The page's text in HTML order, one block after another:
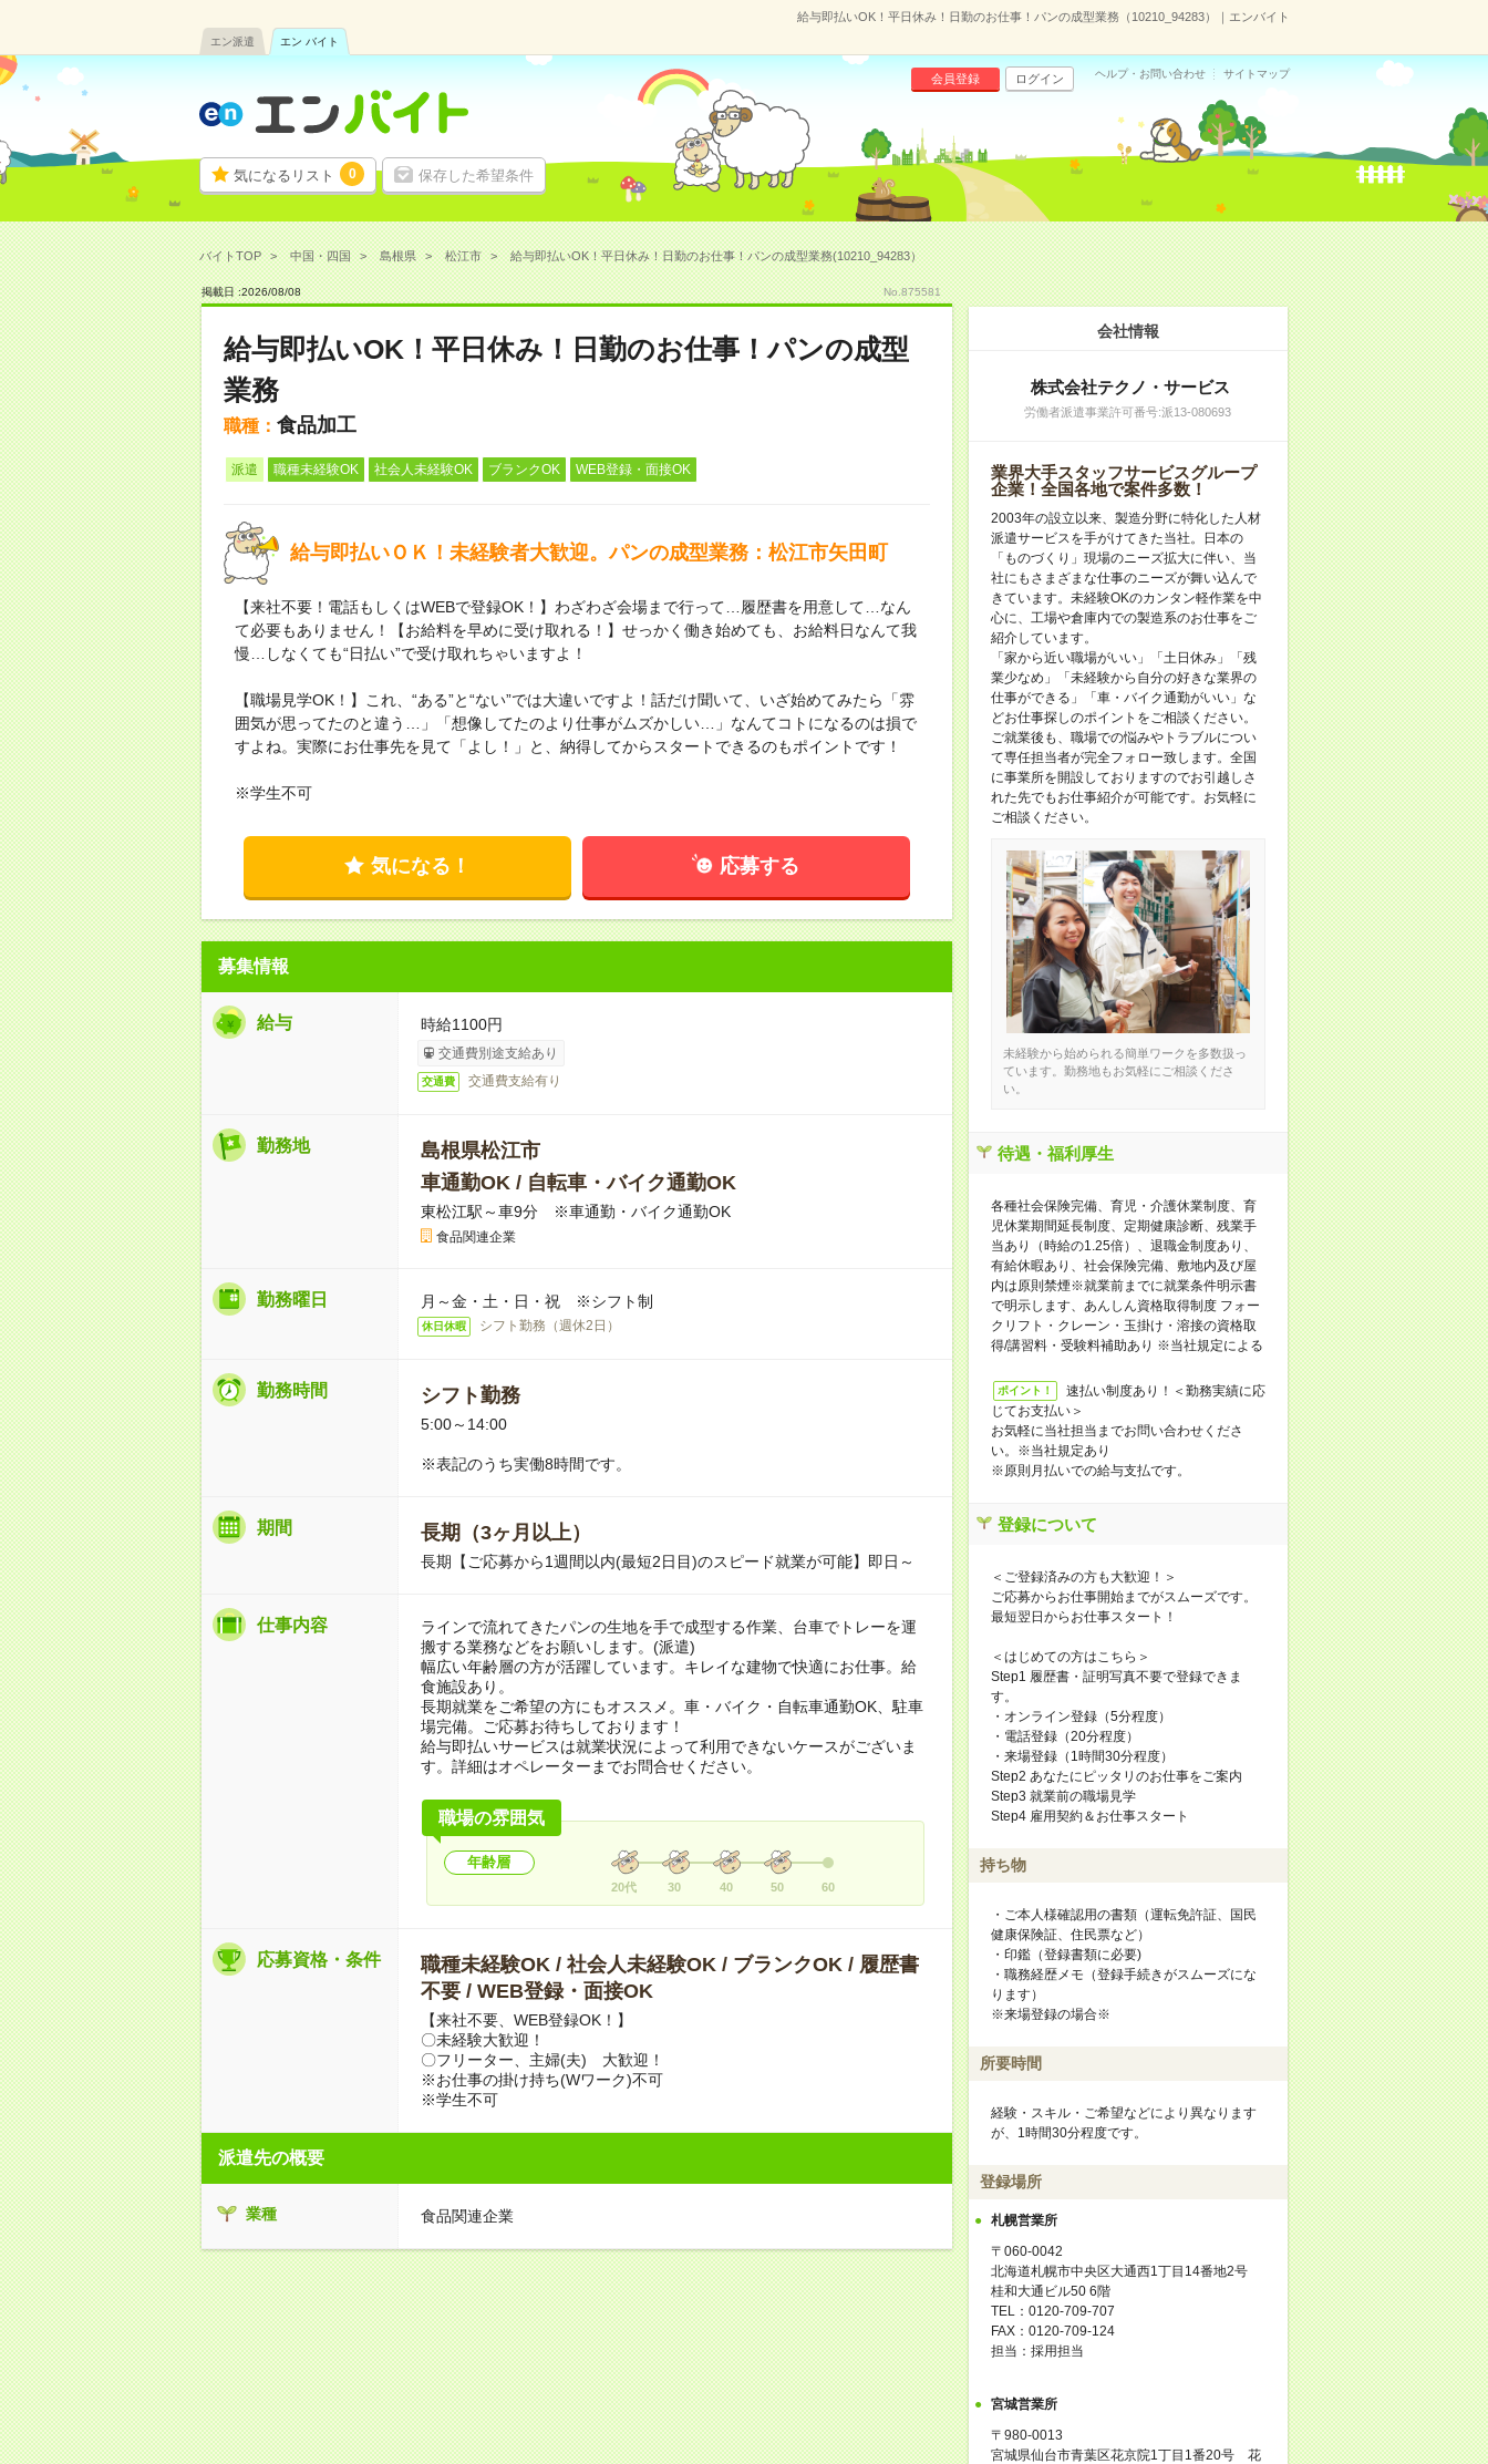
給与即払いOK！平日休み！日勤のお仕事！パンの成型業務（10210_94283）｜エンバイト
エン派遣 エン バイト
気になるリスト 0 保存した希望条件
会員登録 ログイン ヘルプ・お問い合わせ サイトマップ
バイトTOP 中国・四国 島根県 松江市 給与即払いOK！平日休み！日勤のお仕事！パンの成型業務(10210_94283）
掲載日 :2026/08/08 No.875581
給与即払いOK！平日休み！日勤のお仕事！パンの成型
業務
職種： 食品加工
派遣 職種未経験OK 社会人未経験OK ブランクOK WEB登録・面接OK
給与即払いＯＫ！未経験者大歓迎。パンの成型業務：松江市矢田町
【来社不要！電話もしくはWEBで登録OK！】わざわざ会場まで行って…履歴書を用意して…なん
て必要もありません！【お給料を早めに受け取れる！】せっかく働き始めても、お給料日なんて我
慢…しなくても“日払い”で受け取れちゃいますよ！
【職場見学OK！】これ、“ある”と“ない”では大違いですよ！話だけ聞いて、いざ始めてみたら「雰
囲気が思ってたのと違う…」「想像してたのより仕事がムズかしい…」なんてコトになるのは損で
すよね。実際にお仕事先を見て「よし！」と、納得してからスタートできるのもポイントです！
※学生不可
気になる！ 応募する
募集情報
給与 時給1100円
交通費別途支給あり
交通費 交通費支給有り
勤務地
島根県松江市
車通勤OK / 自転車・バイク通勤OK
東松江駅～車9分 ※車通勤・バイク通勤OK
食品関連企業
勤務曜日 月～金・土・日・祝 ※シフト制
休日休暇 シフト勤務（週休2日）
勤務時間 シフト勤務
5:00～14:00
※表記のうち実働8時間です。
期間 長期（3ヶ月以上）
長期【ご応募から1週間以内(最短2日目)のスピード就業が可能】即日～
仕事内容
ラインで流れてきたパンの生地を手で成型する作業、台車でトレーを運
搬する業務などをお願いします。(派遣)
幅広い年齢層の方が活躍しています。キレイな建物で快適にお仕事。給
食施設あり。
長期就業をご希望の方にもオススメ。車・バイク・自転車通勤OK、駐車
場完備。ご応募お待ちしております！
給与即払いサービスは就業状況によって利用できないケースがございま
す。詳細はオペレーターまでお問合せください。
職場の雰囲気
年齢層
20代 30 40 50 60
応募資格・条件
職種未経験OK / 社会人未経験OK / ブランクOK / 履歴書
不要 / WEB登録・面接OK
【来社不要、WEB登録OK！】
〇未経験大歓迎！
〇フリーター、主婦(夫) 大歓迎！
※お仕事の掛け持ち(Wワーク)不可
※学生不可
派遣先の概要
業種 食品関連企業
会社情報
株式会社テクノ・サービス
労働者派遣事業許可番号:派13-080693
業界大手スタッフサービスグループ
企業！全国各地で案件多数！
2003年の設立以来、製造分野に特化した人材
派遣サービスを手がけてきた当社。日本の
「ものづくり」現場のニーズ拡大に伴い、当
社にもさまざまな仕事のニーズが舞い込んで
きています。未経験OKのカンタン軽作業を中
心に、工場や倉庫内での製造系のお仕事をご
紹介しています。
「家から近い職場がいい」「土日休み」「残
業少なめ」「未経験から自分の好きな業界の
仕事ができる」「車・バイク通勤がいい」な
どお仕事探しのポイントをご相談ください。
ご就業後も、職場での悩みやトラブルについ
て専任担当者が完全フォロー致します。全国
に事業所を開設しておりますのでお引越しさ
れた先でもお仕事紹介が可能です。お気軽に
ご相談ください。
未経験から始められる簡単ワークを多数扱っ
ています。勤務地もお気軽にご相談くださ
い。
待遇・福利厚生
各種社会保険完備、育児・介護休業制度、育
児休業期間延長制度、定期健康診断、残業手
当あり（時給の1.25倍）、退職金制度あり、
有給休暇あり、社会保険完備、敷地内及び屋
内は原則禁煙※就業前までに就業条件明示書
で明示します、あんしん資格取得制度 フォー
クリフト・クレーン・玉掛け・溶接の資格取
得/講習料・受験料補助あり ※当社規定による
ポイント！
速払い制度あり！＜勤務実績に応
じてお支払い＞
お気軽に当社担当までお問い合わせくださ
い。※当社規定あり
※原則月払いでの給与支払です。
登録について
＜ご登録済みの方も大歓迎！＞
ご応募からお仕事開始までがスムーズです。
最短翌日からお仕事スタート！
＜はじめての方はこちら＞
Step1 履歴書・証明写真不要で登録できま
す。
・オンライン登録（5分程度）
・電話登録（20分程度）
・来場登録（1時間30分程度）
Step2 あなたにピッタリのお仕事をご案内
Step3 就業前の職場見学
Step4 雇用契約＆お仕事スタート
持ち物
・ご本人様確認用の書類（運転免許証、国民
健康保険証、住民票など）
・印鑑（登録書類に必要)
・職務経歴メモ（登録手続きがスムーズにな
ります）
※来場登録の場合※
所要時間
経験・スキル・ご希望などにより異なります
が、1時間30分程度です。
登録場所
札幌営業所
〒060-0042
北海道札幌市中央区大通西1丁目14番地2号
桂和大通ビル50 6階
TEL：0120-709-707
FAX：0120-709-124
担当：採用担当
宮城営業所
〒980-0013
宮城県仙台市青葉区花京院1丁目1番20号 花